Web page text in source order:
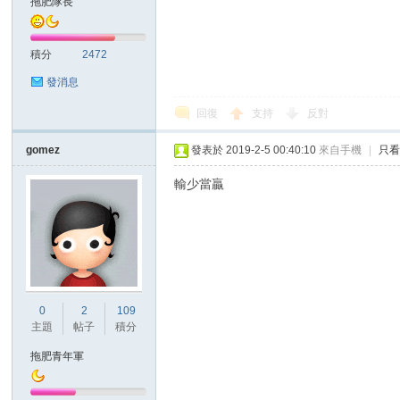
積分 2472
發消息
回復 支持 反對
gomez
0
主題
2
帖子
109
積分
拖肥青年軍
發表於 2019-2-5 00:40:10 來自手機 只
輸少當贏